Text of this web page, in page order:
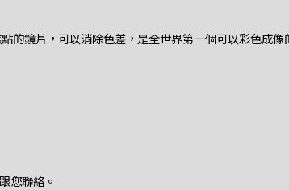
的鏡片，可以消除色差，是全世界第一個可以彩色成像
您聯絡。